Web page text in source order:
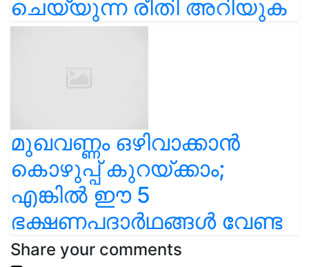
ചെയ്യുന്ന രീതി അറിയുക
മുഖവണ്ണം ഒഴിവാക്കാൻ
കൊഴുപ്പ് കുറയ്ക്കാം;
എങ്കിൽ ഈ 5
ഭക്ഷണപദാർഥങ്ങൾ വേണ്ട
Share your comments